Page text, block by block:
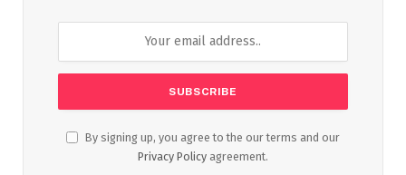
By signing up, you agree to the our terms and our
Privacy Policy agreement.